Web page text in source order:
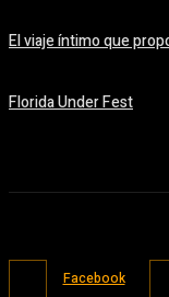
El viaje íntimo que
Florida Under Fest
Facebook